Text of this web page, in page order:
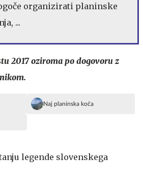
organizirati planinske
...
2017 oziroma po dogovoru z
Naj planinska koča
legende slovenskega